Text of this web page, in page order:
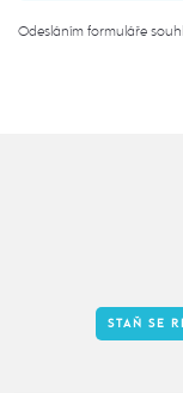
Odesláním formuláře
STAŇ SE